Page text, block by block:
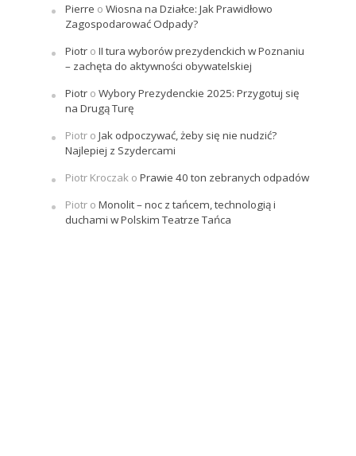
Pierre o Wiosna na Działce: Jak Prawidłowo
Zagospodarować Odpady?
Piotro II tura wyborów prezydenckich w Poznaniu
– zachęta do aktywności obywatelskiej
Piotro Wybory Prezydenckie 2025: Przygotuj się
na Drugą Turę
Piotro Jak odpoczywać, żeby się nie nudzić?
Najlepiej z Szydercami
Piotr Kroczako Prawie 40 ton zebranych odpadów
Piotro Monolit – noc z tańcem, technologią i
duchami w Polskim Teatrze Tańca